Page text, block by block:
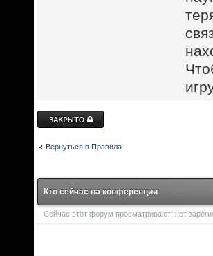
Закрыто
Вернуться в Правила
Кто сейчас на конференции
Сейчас этот форум просматривают: нет